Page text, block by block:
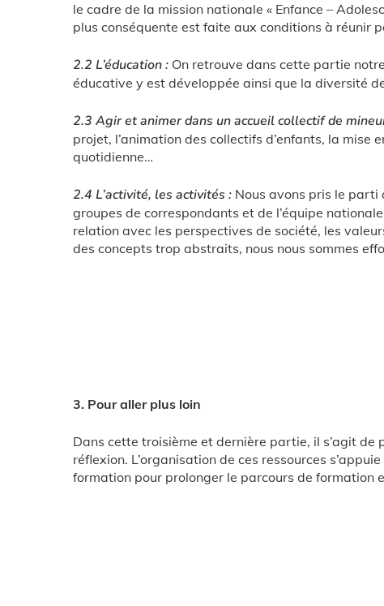
le cadre de la mission nationale « Enfance –
plus conséquente est faite aux conditions à réunir
2.2 L’éducation : On retrouve dans cette partie
éducative y est développée ainsi que la diversité
2.3 Agir et animer dans un accueil collectif de
projet, l’animation des collectifs d’enfants, la
quotidienne…
2.4 L’activité, les activités : Nous avons pris le
groupes de correspondants et de l’équipe
relation avec les perspectives de société, les
des concepts trop abstraits, nous nous sommes
3. Pour aller plus loin
Dans cette troisième et dernière partie, il s’agit
réflexion. L’organisation de ces ressources
formation pour prolonger le parcours de formation